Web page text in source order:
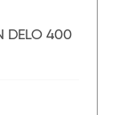
400